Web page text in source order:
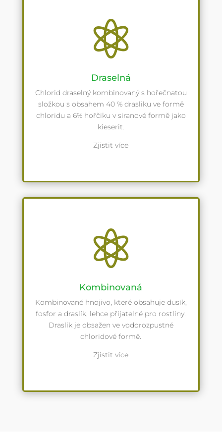

Draselná
Chlorid draselný kombinovaný s hořečnatou
složkou s obsahem 40 % drasliku ve formě
chloridu a 6% hořčiku v siranové formě jako
kieserit.
Zjistit více

Kombinovaná
Kombinované hnojivo, které obsahuje dusík,
fosfor a draslík, lehce přijatelné pro rostliny.
Draslík je obsažen ve vodorozpustné
chloridové formě.
Zjistit více